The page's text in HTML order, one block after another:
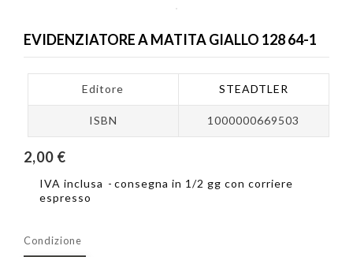
EVIDENZIATORE A MATITA GIALLO 128 64-1
Editore STEADTLER
ISBN 1000000669503
2,00 €
IVA inclusa
consegna in 1/2 gg con corriere
espresso
Condizione